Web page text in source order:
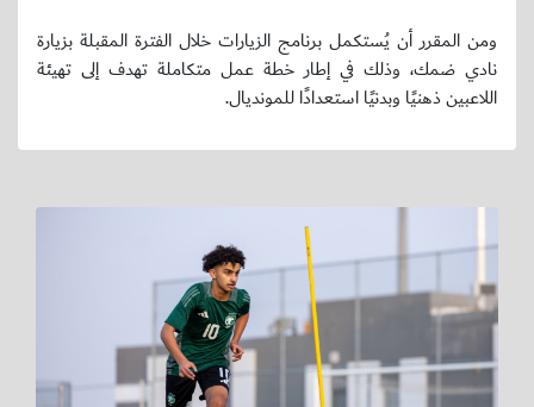
ومن المقرر أن يُستكمل برنامج الزيارات خلال الفترة المقبلة بزيارة
نادي ضمك، وذلك في إطار خطة عمل متكاملة تهدف إلى تهيئة
اللاعبين ذهنيًا وبدنيًا استعدادًا للمونديال.